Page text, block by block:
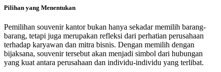
Pilihan yang Menentukan
Pemilihan souvenir kantor bukan hanya sekadar memilih barang-
barang, tetapi juga merupakan refleksi dari perhatian perusahaan
terhadap karyawan dan mitra bisnis. Dengan memilih dengan
bijaksana, souvenir tersebut akan menjadi simbol dari hubungan
yang kuat antara perusahaan dan individu-individu yang terlibat.